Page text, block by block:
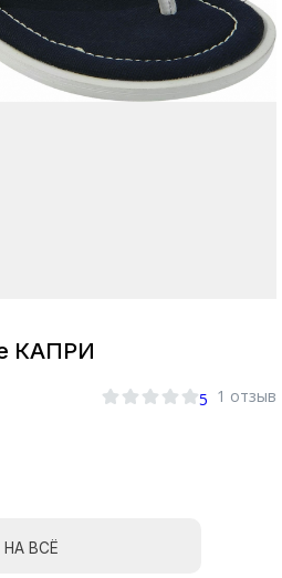
КАПРИ
5 1 отзыв
НА ВСЁ